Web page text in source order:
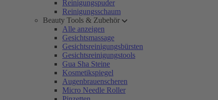
Reinigungspuder
Reinigungsschaum
Beauty Tools & Zubehör
Alle anzeigen
Gesichtsmassage
Gesichtsreinigungsbürsten
Gesichtsreinigungstools
Gua Sha Steine
Kosmetikspiegel
Augenbrauenscheren
Micro Needle Roller